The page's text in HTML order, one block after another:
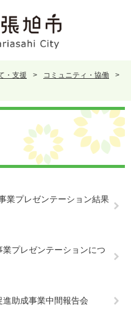
・支援 > コミュニティ・協働
>
業プレゼンテーション結果
プレゼンテーションにつ
助成事業中間報告会